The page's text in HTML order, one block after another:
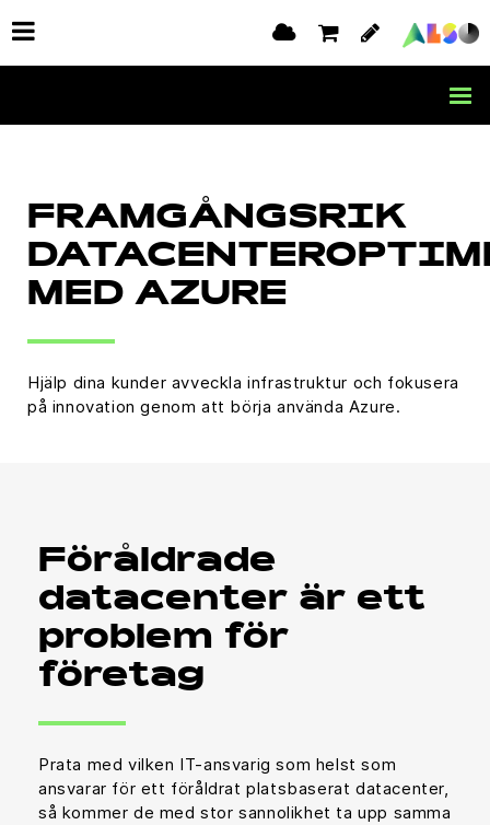
FRAMGÅNGSRIK
MED AZURE
Hjälp dina kunder avveckla infrastruktur och fokusera
på innovation genom att börja använda Azure.
Föråldrade
datacenter är ett
problem för
företag
Prata med vilken IT-ansvarig som helst som
ansvarar för ett föråldrat platsbaserat datacenter,
så kommer de med stor sannolikhet ta upp samma